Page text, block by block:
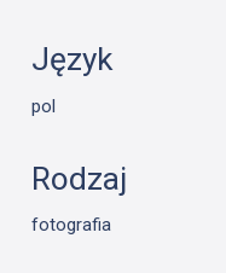
Język
pol
Rodzaj
fotografia